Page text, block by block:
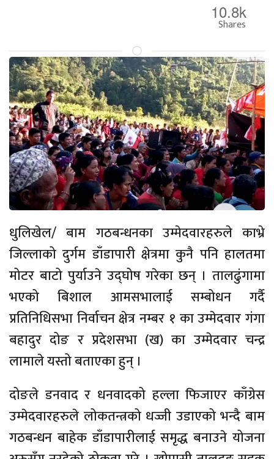
10.8k
Shares
धुलिखेल/ बाम गठबन्धनका उम्मेदवारहरुले काभ्रे
जिल्लाको दुर्गम डाँडापारी क्षेत्रमा कुनै पनि हालतमा
मोटर बाटो पुर्याउने उद्घोष गरेका छन् । तालढुंगामा
भएको बिशाल आमसभालाई सम्बोधन गर्दै
प्रतिनिधिसभा निर्वाचन क्षेत्र नम्बर १ का उम्मेदवार गंगा
बहादुर दोङ र प्रदेशसभा (ख) का उम्मेदवार चन्द्र
लामाले यस्तो बताएका हुन् ।
दोङले डनवाद र धनवादको हल्ला फिजाएर काँग्रेस
उम्मेदवारहरुले लोकतन्त्रको धज्जी उडाएको भन्दै बाम
गठबन्धन बाहेक डाँडापारीलाई समृद्ध बनाउने योजना